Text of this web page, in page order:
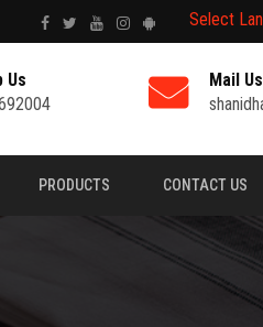
Select
Us
Mail Us
PRODUCTS CONTACT US